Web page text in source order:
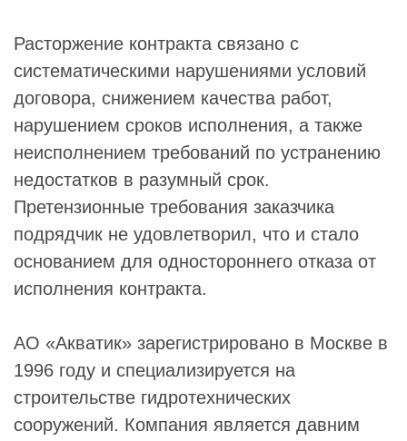
Расторжение контракта связано с
систематическими нарушениями условий
договора, снижением качества работ,
нарушением сроков исполнения, а также
неисполнением требований по устранению
недостатков в разумный срок.
Претензионные требования заказчика
подрядчик не удовлетворил, что и стало
основанием для одностороннего отказа от
исполнения контракта.
АО «Акватик» зарегистрировано в Москве в
1996 году и специализируется на
строительстве гидротехнических
сооружений. Компания является давним